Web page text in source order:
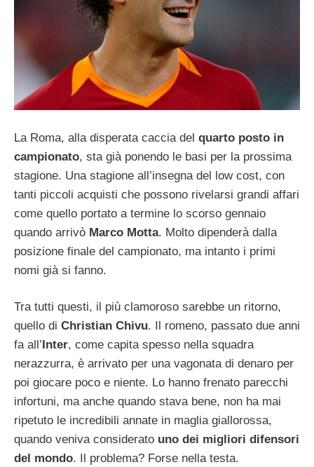
La Roma, alla disperata caccia del quarto posto in
campionato, sta già ponendo le basi per la prossima
stagione. Una stagione all’insegna del low cost, con
tanti piccoli acquisti che possono rivelarsi grandi affari
come quello portato a termine lo scorso gennaio
quando arrivò Marco Motta. Molto dipenderà dalla
posizione finale del campionato, ma intanto i primi
nomi già si fanno.
Tra tutti questi, il più clamoroso sarebbe un ritorno,
quello di Christian Chivu. Il romeno, passato due anni
fa all’Inter, come capita spesso nella squadra
nerazzurra, è arrivato per una vagonata di denaro per
poi giocare poco e niente. Lo hanno frenato parecchi
infortuni, ma anche quando stava bene, non ha mai
ripetuto le incredibili annate in maglia giallorossa,
quando veniva considerato uno dei migliori difensori
del mondo. Il problema? Forse nella testa.